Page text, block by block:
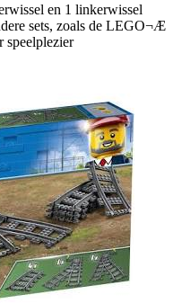
en 1 linkerwissel
sets, zoals de LEGO¬Æ
speelplezier